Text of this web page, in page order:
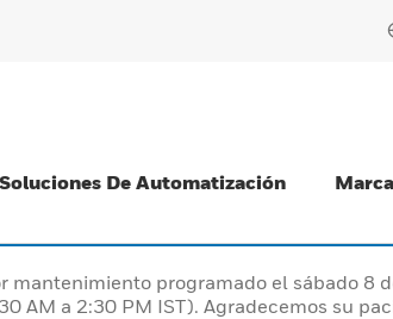
Soluciones De Automatización
mantenimiento programado el sábado 8
AM a 2:30 PM IST). Agradecemos su